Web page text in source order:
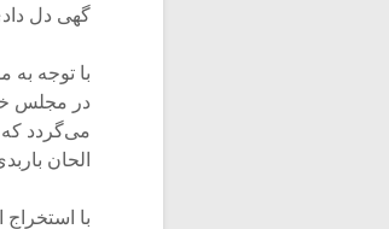
گهی دل
با توجه
در مجلس
می‌گردد که‌
الحان
با